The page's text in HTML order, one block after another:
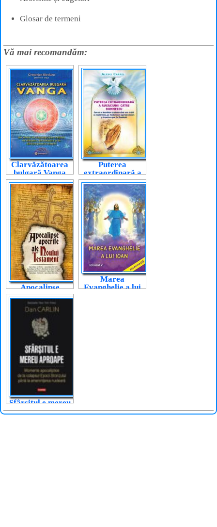
Glosar de termeni
Vă mai recomandăm:
Clarvăzătoarea
bulgară Vanga
Puterea
extraordinară a
rugăciunii către
Dumnezeu
Apocalipse
apocrife ale
Noului
Testament
Marea
Evanghelie a lui
Sfârșitul e mereu
aproape